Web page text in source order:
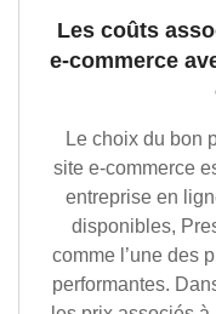
Les coûts
e-commerce
Le choix du bon
site e-commerce
entreprise en
disponibles,
comme l’une des
performantes.